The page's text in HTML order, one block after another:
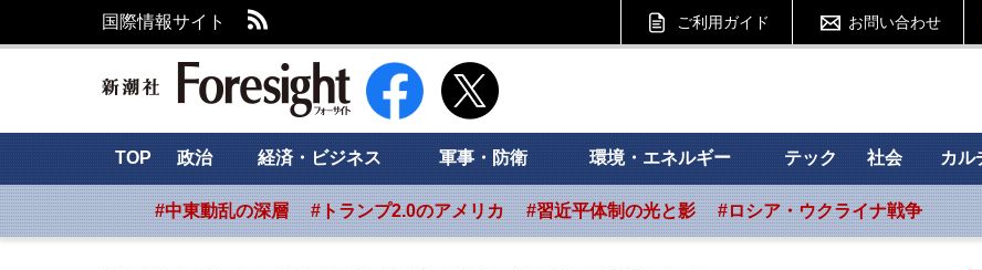
国際情報サイト ご利用ガイド お問い合わせ
新潮社 Foresight フォーサイト
TOP 政治 経済・ビジネス 軍事・防衛 環境・エネルギー テック 社会 カル
#中東動乱の深層 #トランプ2.0のアメリカ #習近平体制の光と影 #ロシア・ウクライナ戦争